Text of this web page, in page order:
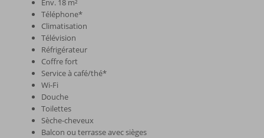
Env. 18 m²
Téléphone*
Climatisation
Télévision
Réfrigérateur
Coffre fort
Service à café/thé*
Wi-Fi
Douche
Toilettes
Sèche-cheveux
Balcon ou terrasse avec sièges